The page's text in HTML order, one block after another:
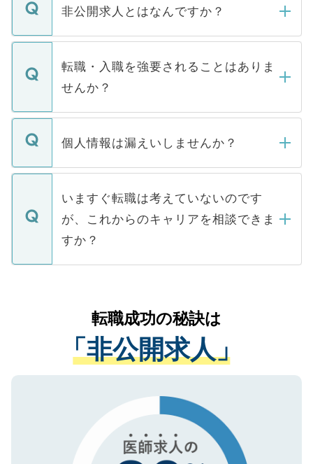
登録内容を確認し、その後メールもしくは
ます。通常、5営業日以内にはご連絡をせて
いただきますので、しばらくお待ちくださ
非公開求人とはなんですか？
マイナビDOCTORで取り扱っている求人の
うち約3割は、Webサイトからご覧いただ
けない「非公開求人」です。非公開求人は
下記の理由によって、一般には公開してい
ません。
■応募殺到を避けるため 人気のある医療機
関を公にしてしまうと、応募が殺到する場
に、医療機関が求める条件に合った人材の
みを人材紹介会社に依頼するケースが増え
ています。
転職・入職を強要されることはありま
せんか？
転職・入職を強要することは一切ありませ
ん。また、仮に応募先から内定をいただい
定を承諾する必要はありません。内定先へ
の辞退の連絡はキャリアパートナーが行い
個人情報は漏えいしませんか？
個人情報が漏えいすることはありませんの
で、ご安心ください。当サイトからの登録
などで収集したご登録者様の個人情報は、
ご本人のキャリアアップおよび転職活動の
支援を目的に使用いたします。お預かりし
ているすべての個人データはご本人の許可
は、個人情報の取り扱いについての厳密な
管理基準を満たした事業者のみに付与され
る、プライバシーマークを取得済みです。
で、機密保持に関してもご安心ください。
いますぐ転職は考えていないのです
が、これからのキャリアを相談できま
すか？
かがいして、現在の医療機関の状況や紹介
経験をまじえながら、適切なアドバイスを
させていただきます。すぐにご転職をされ
ない方には、長期的なサポートが可能です
ので、まずはご登録ください。
転職成功の秘訣は
「非公開求人」